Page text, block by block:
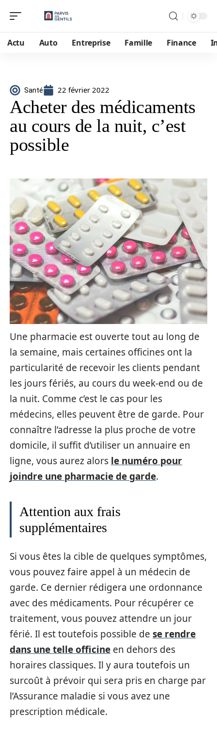
Actu Auto Entreprise Famille Finance
Santé 22 février 2022
Acheter des médicaments
au cours de la nuit, c’est
possible
Une pharmacie est ouverte tout au long de
la semaine, mais certaines officines ont la
particularité de recevoir les clients pendant
les jours fériés, au cours du week-end ou de
la nuit. Comme c’est le cas pour les
médecins, elles peuvent être de garde. Pour
connaître l’adresse la plus proche de votre
domicile, il suffit d’utiliser un annuaire en
ligne, vous aurez alors le numéro pour
joindre une pharmacie de garde.
Attention aux frais
supplémentaires
Si vous êtes la cible de quelques symptômes,
vous pouvez faire appel à un médecin de
garde. Ce dernier rédigera une ordonnance
avec des médicaments. Pour récupérer ce
traitement, vous pouvez attendre un jour
férié. Il est toutefois possible de se rendre
dans une telle officine en dehors des
horaires classiques. Il y aura toutefois un
surcoût à prévoir qui sera pris en charge par
l’Assurance maladie si vous avez une
prescription médicale.